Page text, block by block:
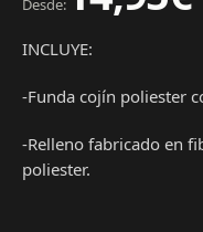
Desde:
INCLUYE:
-Funda cojín poliester
-Relleno fabricado en
poliester.